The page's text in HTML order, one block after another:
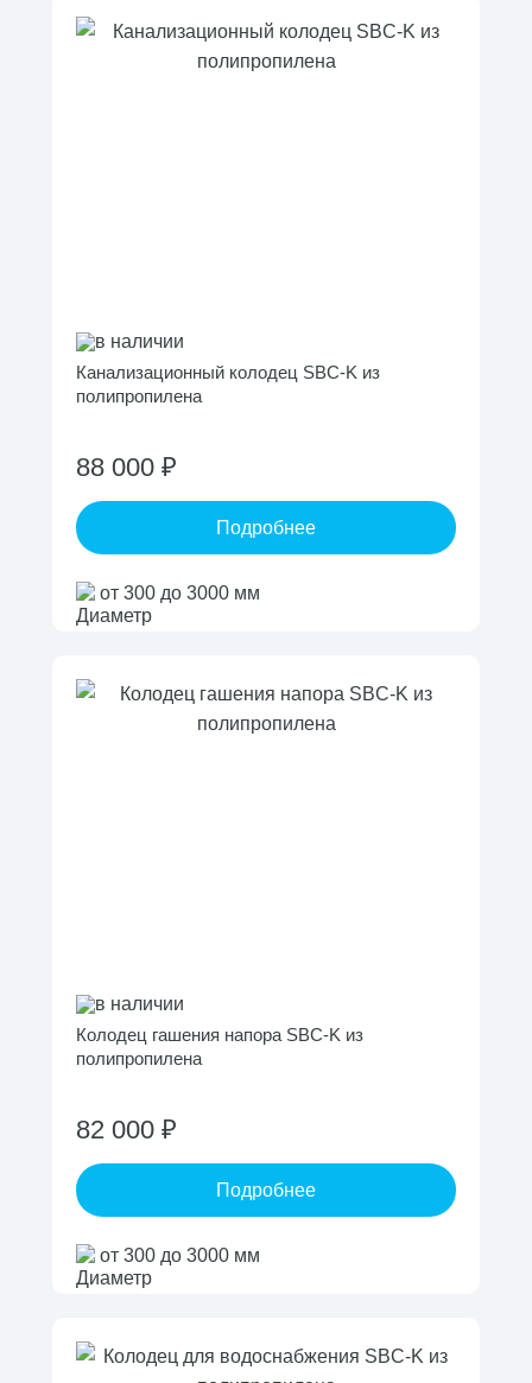
в наличии
Канализационный колодец SBC-K из
полипропилена
88 000 ₽
Подробнее
от 300 до 3000 мм
в наличии
Колодец гашения напора SBC-K из
полипропилена
82 000 ₽
Подробнее
от 300 до 3000 мм